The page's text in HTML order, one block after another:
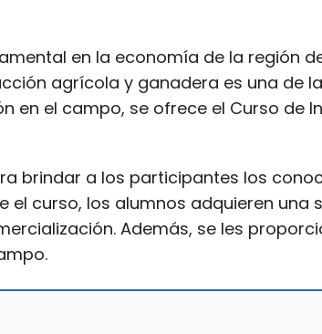
en la economía de la región
agrícola y ganadera es una de
en el campo, se ofrece el Curso de
brindar a los participantes los
el curso, los alumnos adquieren
Además, se les